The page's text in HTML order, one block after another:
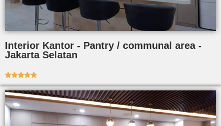
Interior Kantor - Pantry / communal area -
Jakarta Selatan
